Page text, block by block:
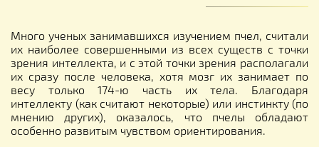
Много ученых занимавшихся изучением пчел, считали
их наиболее совершенными из всех существ с точки
зрения интеллекта, и с этой точки зрения располагали
их сразу после человека, хотя мозг их занимает по
весу только 174-ю часть их тела. Благодаря
интеллекту (как считают некоторые) или инстинкту (по
мнению других), оказалось, что пчелы обладают
особенно развитым чувством ориентирования.